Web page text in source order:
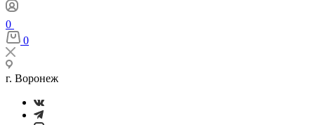
0
0
г. Воронеж